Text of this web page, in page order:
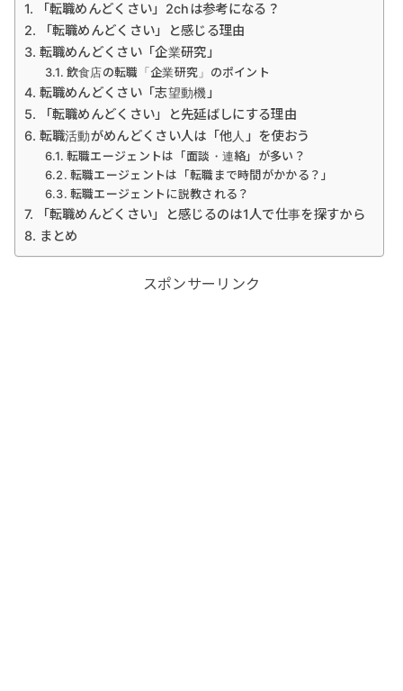
「転職めんどくさい」2chは参考になる？
「転職めんどくさい」と感じる理由
転職めんどくさい「企業研究」
飲食店の転職「企業研究」のポイント
転職めんどくさい「志望動機」
「転職めんどくさい」と先延ばしにする理由
転職活動がめんどくさい人は「他人」を使おう
転職エージェントは「面談・連絡」が多い？
転職エージェントは「転職まで時間がかかる？」
転職エージェントに説教される？
「転職めんどくさい」と感じるのは1人で仕事を探すから
まとめ
スポンサーリンク